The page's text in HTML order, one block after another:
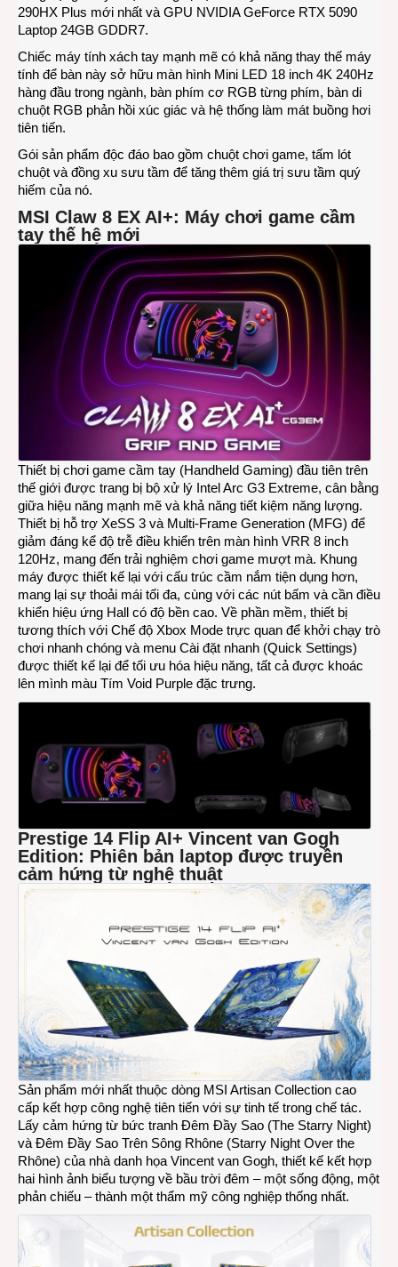
290HX Plus mới nhất và GPU NVIDIA GeForce RTX 5090
Laptop 24GB GDDR7.
Chiếc máy tính xách tay mạnh mẽ có khả năng thay thế máy
tính để bàn này sở hữu màn hình Mini LED 18 inch 4K 240Hz
hàng đầu trong ngành, bàn phím cơ RGB từng phím, bàn di
chuột RGB phản hồi xúc giác và hệ thống làm mát buồng hơi
tiên tiến.
Gói sản phẩm độc đáo bao gồm chuột chơi game, tấm lót
chuột và đồng xu sưu tầm để tăng thêm giá trị sưu tầm quý
hiếm của nó.
MSI Claw 8 EX AI+: Máy chơi game cầm
tay thế hệ mới
Thiết bị chơi game cầm tay (Handheld Gaming) đầu tiên trên
thế giới được trang bị bộ xử lý Intel Arc G3 Extreme, cân bằng
giữa hiệu năng mạnh mẽ và khả năng tiết kiệm năng lượng.
Thiết bị hỗ trợ XeSS 3 và Multi-Frame Generation (MFG) để
giảm đáng kể độ trễ điều khiển trên màn hình VRR 8 inch
120Hz, mang đến trải nghiệm chơi game mượt mà. Khung
máy được thiết kế lại với cấu trúc cầm nắm tiện dụng hơn,
mang lại sự thoải mái tối đa, cùng với các nút bấm và cần điều
khiển hiệu ứng Hall có độ bền cao. Về phần mềm, thiết bị
tương thích với Chế độ Xbox Mode trực quan để khởi chạy trò
chơi nhanh chóng và menu Cài đặt nhanh (Quick Settings)
được thiết kế lại để tối ưu hóa hiệu năng, tất cả được khoác
lên mình màu Tím Void Purple đặc trưng.
Prestige 14 Flip AI+ Vincent van Gogh
Edition: Phiên bản laptop được truyền
cảm hứng từ nghệ thuật
Sản phẩm mới nhất thuộc dòng MSI Artisan Collection cao
cấp kết hợp công nghệ tiên tiến với sự tinh tế trong chế tác.
Lấy cảm hứng từ bức tranh Đêm Đầy Sao (The Starry Night)
và Đêm Đầy Sao Trên Sông Rhône (Starry Night Over the
Rhône) của nhà danh họa Vincent van Gogh, thiết kế kết hợp
hai hình ảnh biểu tượng về bầu trời đêm – một sống động, một
phản chiếu – thành một thẩm mỹ công nghiệp thống nhất.